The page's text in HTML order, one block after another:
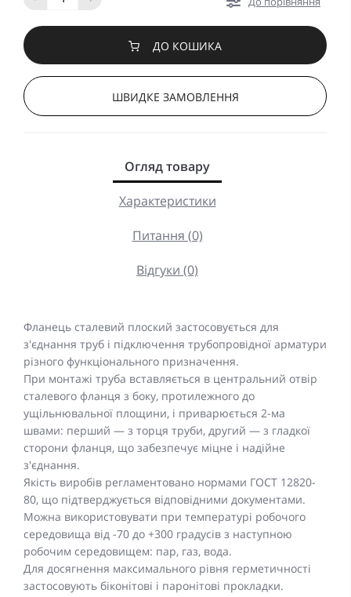
ДО КОШИКА
ШВИДКЕ ЗАМОВЛЕННЯ
Огляд товару
Характеристики
Питання (0)
Відгуки (0)
Фланець сталевий плоский застосовується для
з'єднання труб і підключення трубопровідної арматури
різного функціонального призначення.
При монтажі труба вставляється в центральний отвір
сталевого фланця з боку, протилежного до
ущільнювальної площини, і приварюється 2-ма
швами: перший — з торця труби, другий — з гладкої
сторони фланця, що забезпечує міцне і надійне
з'єднання.
Якість виробів регламентовано нормами ГОСТ 12820-
80, що підтверджується відповідними документами.
Можна використовувати при температурі робочого
середовища від -70 до +300 градусів з наступною
робочим середовищем: пар, газ, вода.
Для досягнення максимального рівня герметичності
застосовують біконітові і паронітові прокладки.